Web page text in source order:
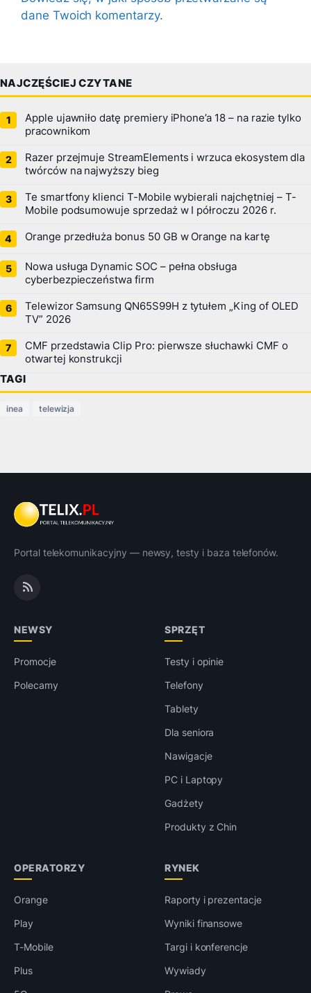
dane Twoich komentarzy.
NAJCZĘŚCIEJ CZYTANE
Apple ujawniło datę premiery iPhone’a 18 – na razie tylko
pracownikom
Razer przejmuje StreamElements i wrzuca ekosystem dla
twórców na najwyższy bieg
Te smartfony klienci T-Mobile wybierali najchętniej – T-
Mobile podsumowuje sprzedaż w I półroczu 2026 r.
Orange przedłuża bonus 50 GB w Orange na kartę
Nowa usługa Dynamic SOC – pełna obsługa
cyberbezpieczeństwa firm
Telewizor Samsung QN65S99H z tytułem „King of OLED
TV” 2026
CMF przedstawia Clip Pro: pierwsze słuchawki CMF o
otwartej konstrukcji
TAGI
inea telewizja
Portal telekomunikacyjny — newsy, testy i baza telefonów.
NEWSY
Promocje
Polecamy
SPRZĘT
Testy i opinie
Telefony
Tablety
Dla seniora
Nawigacje
PC i Laptopy
Gadżety
Produkty z Chin
OPERATORZY
Orange
Play
T-Mobile
Plus
RYNEK
Raporty i prezentacje
Wyniki finansowe
Targi i konferencje
Wywiady